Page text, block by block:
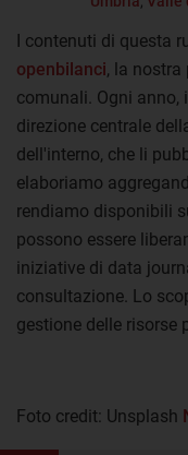
I contenuti di questa
openbilanci, la
comunali. Ogni
direzione centrale
dell'interno, che li
elaboriamo
rendiamo disponibili
possono essere
iniziative di data
consultazione. Lo
gestione delle risorse
Foto credit: Unsplash